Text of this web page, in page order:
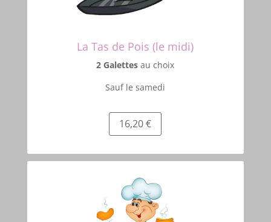
La Tas de Pois (le midi)
2 Galettes au choix
Sauf le samedi
16,20 €